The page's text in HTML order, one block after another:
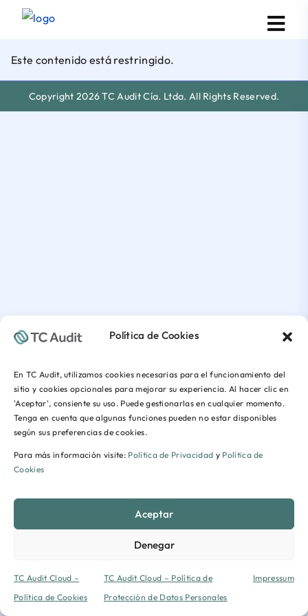
Política de Cookies
En TC Audit, utilizamos cookies necesarias para el funcionamiento del
sitio y cookies opcionales para mejorar su experiencia. Al hacer clic en
'Aceptar', consiente su uso. Puede gestionarlas en cualquier momento.
Tenga en cuenta que algunas funciones pueden no estar disponibles
según sus preferencias de cookies.
Para más información visite: Política de Privacidad y Política de
Cookies
Aceptar
Denegar
TC Audit Cloud –
Política de Cookies
TC Audit Cloud – Política de
Protección de Datos Personales
Impressum
Este contenido está restringido.
Copyright 2026 TC Audit Cía. Ltda. All Rights Reserved.